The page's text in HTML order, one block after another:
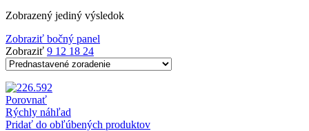
Zobrazený jediný výsledok
Zobraziť bočný panel
Zobraziť 9 12 18 24
Porovnať
Rýchly náhľad
Pridať do obľúbených produktov